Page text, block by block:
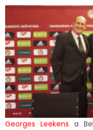
Georges Leekens a